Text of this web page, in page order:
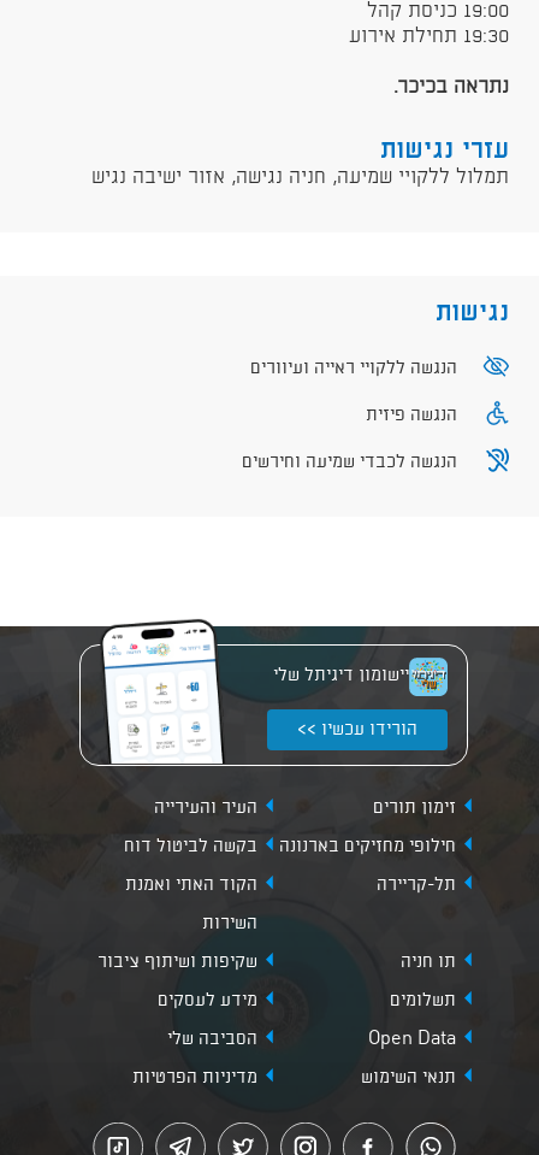
19:00 כניסת קהל
19:30 תחילת אירוע
נתראה בכיכר.
עזרי נגישות
תמלול ללקויי שמיעה, חניה נגישה, אזור ישיבה נגיש
נגישות
הנגשה ללקויי ראייה ועיוורים
הנגשה פיזית
הנגשה לכבדי שמיעה וחירשים
יישומון דיגיתל שלי
הורידו עכשיו >>
זימון תורים
העיר והעירייה
חילופי מחזיקים בארנונה
בקשה לביטול דוח
תל-קריירה
הקוד האתי ואמנת
השירות
תו חניה
שקיפות ושיתוף ציבור
תשלומים
מידע לעסקים
Open Data
הסביבה שלי
תנאי השימוש
מדיניות הפרטיות